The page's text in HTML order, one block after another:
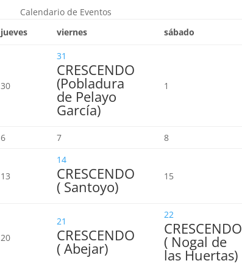
Calendario de Eventos
jueves viernes sábado
30
31
CRESCENDO
(Pobladura
de Pelayo
García)
1
6 7 8
13
14
CRESCENDO
( Santoyo)
15
20
21
CRESCENDO
( Abejar)
22
CRESCENDO
( Nogal de
las Huertas)